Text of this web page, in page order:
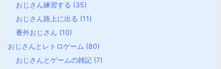
おじさん練習する (35)
おじさん路上に出る (11)
番外おじさん (10)
おじさんとレトロゲーム (80)
おじさんとゲームの雑記 (7)